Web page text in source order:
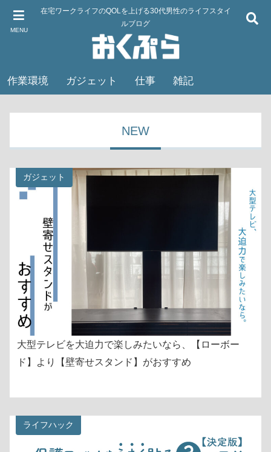
MENU
在宅ワークライフのQOLを上げる30代男性のライフスタイ
ルブログ
作業環境 ガジェット 仕事 雑記
NEW
ガジェット
大型テレビを大迫力で楽しみたいなら、【ローボー
ド】より【壁寄せスタンド】がおすすめ
ライフハック